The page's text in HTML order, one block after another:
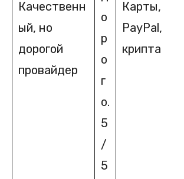
Качественн
ый, но
дорогой
провайдер
о
р
о
г
о.
5
/
5
Карты,
PayPal,
крипта